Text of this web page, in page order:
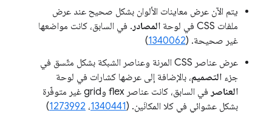
يتم الآن عرض معاينات الألوان بشكل صحيح عند عرض
ملفات CSS في لوحة
المصادر . في السابق، كانت مواضعها
غير صحيحة. (1340062
)
عرض عناصر CSS المرنة وعناصر الشبكة بشكل متّسق في
جزء التصميم، بالإضافة إلى عرضها كشارات في لوحة
العناصر
في السابق، كانت عناصر flex وgrid غير متوفّرة
بشكل عشوائي في كلا المكانَين. (1340441، 1273992
)